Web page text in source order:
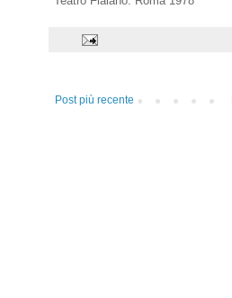
Post più recente